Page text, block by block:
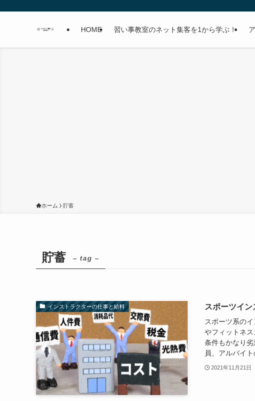
HOME 習い事教室のネット集客を1から学ぶ！
ホーム 貯蓄
貯蓄 – tag –
インストラクターの仕事と給料 スポーツイ
スポーツ系の
やフィットネ
条件もかなり
員、アルバイト
2021年11月21日